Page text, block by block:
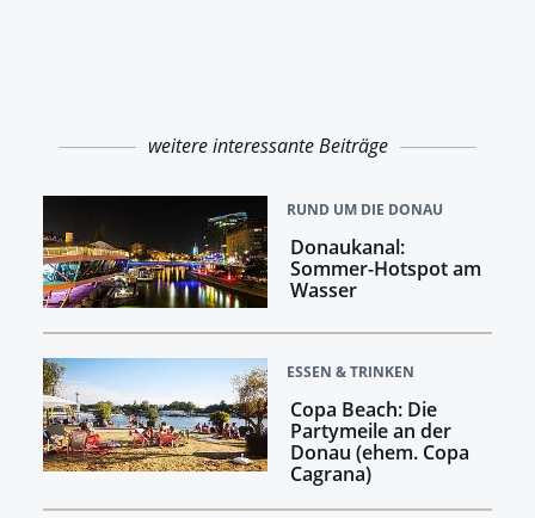
weitere interessante Beiträge
RUND UM DIE DONAU
Donaukanal:
Sommer-Hotspot am
Wasser
ESSEN & TRINKEN
Copa Beach: Die
Partymeile an der
Donau (ehem. Copa
Cagrana)